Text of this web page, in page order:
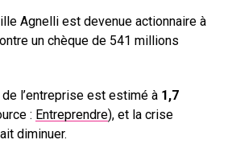
Agnelli est devenue actionnaire à
un chèque de 541 millions
l’entreprise est estimé à 1,7
: Entreprendre), et la crise
diminuer.